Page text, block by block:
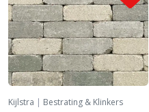
Kijlstra | Bestrating & Klinkers